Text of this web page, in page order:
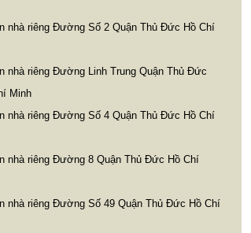
nhà riêng Đường Số 2 Quận Thủ Đức Hồ Chí
nhà riêng Đường Linh Trung Quận Thủ Đức
Minh
nhà riêng Đường Số 4 Quận Thủ Đức Hồ Chí
nhà riêng Đường 8 Quận Thủ Đức Hồ Chí
nhà riêng Đường Số 49 Quận Thủ Đức Hồ Chí